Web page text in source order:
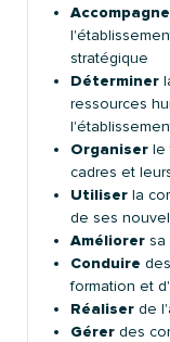
stratégique
Déterminer
ressources
Organiser le
cadres et
Utiliser la
de ses
Améliorer sa
Conduire
formation et
Réaliser de
Gérer des